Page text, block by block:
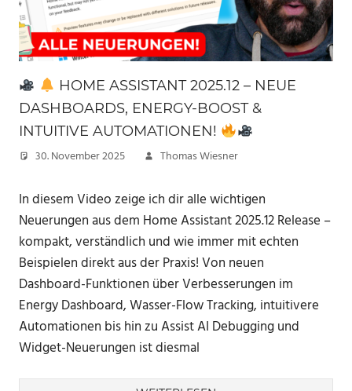
HOME ASSISTANT 2025.12 – NEUE
DASHBOARDS, ENERGY-BOOST &
INTUITIVE AUTOMATIONEN!
30. November 2025 Thomas Wiesner
In diesem Video zeige ich dir alle wichtigen
Neuerungen aus dem Home Assistant 2025.12 Release –
kompakt, verständlich und wie immer mit echten
Beispielen direkt aus der Praxis! Von neuen
Dashboard-Funktionen über Verbesserungen im
Energy Dashboard, Wasser-Flow Tracking, intuitivere
Automationen bis hin zu Assist AI Debugging und
Widget-Neuerungen ist diesmal